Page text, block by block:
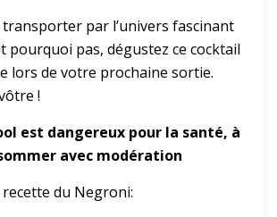
transporter par l’univers fascinant
pourquoi pas, dégustez ce cocktail
lors de votre prochaine sortie.
!
est dangereux pour la santé, à
avec modération
du Negroni: